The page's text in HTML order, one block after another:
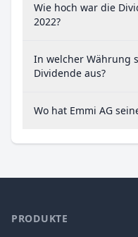
Wie hoch war die
2022?
In welcher Währung
Dividende aus?
Wo hat Emmi AG
PRODUKTE